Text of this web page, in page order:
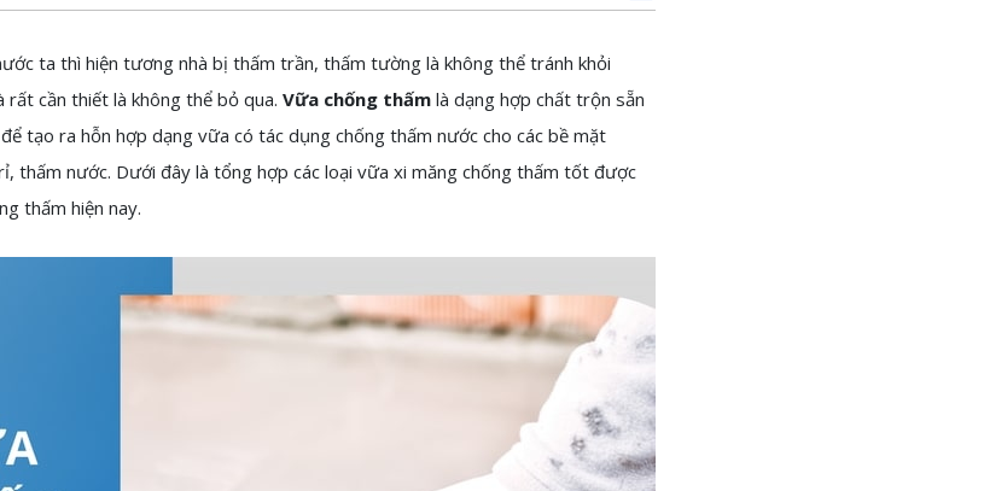
ta thì hiện tương nhà bị thấm trần, thấm tường là không thể tránh khỏi
rất cần thiết là không thể bỏ qua. Vữa chống thấm là dạng hợp chất trộn sẵn
tạo ra hỗn hợp dạng vữa có tác dụng chống thấm nước cho các bề mặt
thấm nước. Dưới đây là tổng hợp các loại vữa xi măng chống thấm tốt được
thấm hiện nay.